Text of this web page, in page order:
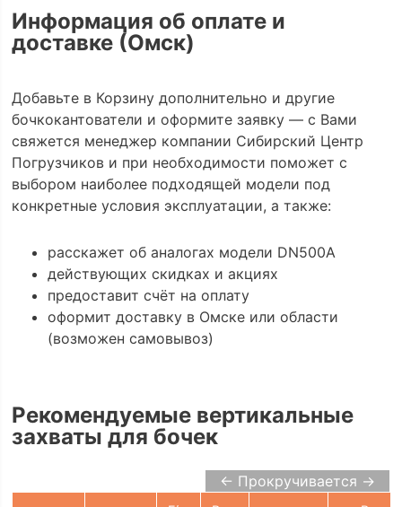
Информация об оплате и
доставке (Омск)
Добавьте в Корзину дополнительно и другие
бочкокантователи и оформите заявку — с Вами
свяжется менеджер компании Сибирский Центр
Погрузчиков и при необходимости поможет с
выбором наиболее подходящей модели под
конкретные условия эксплуатации, а также:
расскажет об аналогах модели DN500A
действующих скидках и акциях
предоставит счёт на оплату
оформит доставку в Омске или области
(возможен самовывоз)
Рекомендуемые вертикальные
захваты для бочек
← Прокручивается →